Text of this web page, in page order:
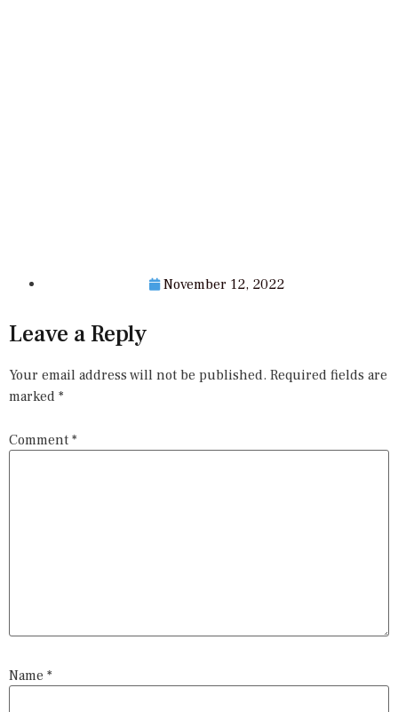
November 12, 2022
Leave a Reply
Your email address will not be published. Required fields are
marked *
Comment *
Name *